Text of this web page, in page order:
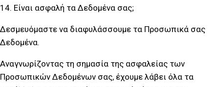
14. Είναι ασφαλή τα Δεδομένα σας;
Δεσμευόμαστε να διαφυλάσσουμε τα Προσωπικά σας
Δεδομένα.
Αναγνωρίζοντας τη σημασία της ασφαλείας των
Προσωπικών Δεδομένων σας, έχουμε λάβει όλα τα